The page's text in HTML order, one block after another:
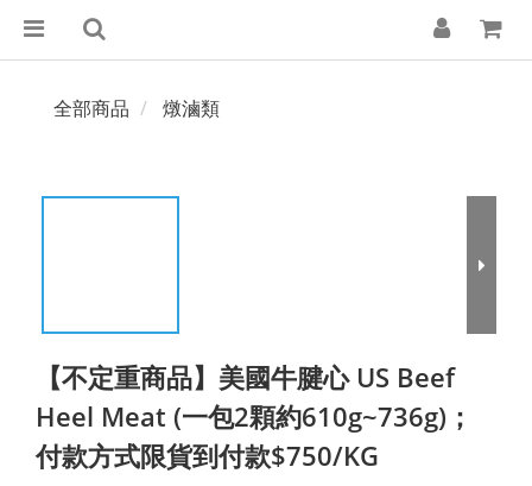
全部商品 燉滷類
【不定重商品】美國牛腱心 US Beef
Heel Meat (一包2顆約610g~736g)；
付款方式限貨到付款$750/KG